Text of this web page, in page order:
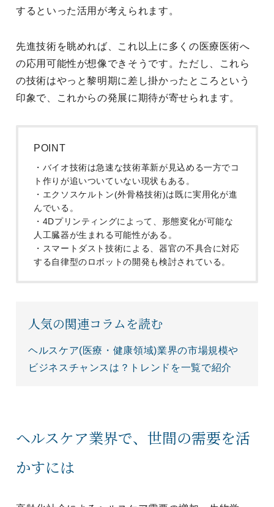
するといった活用が考えられます。
先進技術を眺めれば、これ以上に多くの医療医術へ
の応用可能性が想像できそうです。ただし、これら
の技術はやっと黎明期に差し掛かったところという
印象で、これからの発展に期待が寄せられます。
POINT
・バイオ技術は急速な技術革新が見込める一方でコ
ト作りが追いついていない現状もある。
・エクソスケルトン(外骨格技術)は既に実用化が進
んでいる。
・4Dプリンティングによって、形態変化が可能な
人工臓器が生まれる可能性がある。
・スマートダスト技術による、器官の不具合に対応
する自律型のロボットの開発も検討されている。
人気の関連コラムを読む
ヘルスケア(医療・健康領域)業界の市場規模や
ビジネスチャンスは？トレンドを一覧で紹介
ヘルスケア業界で、世間の需要を活
かすには